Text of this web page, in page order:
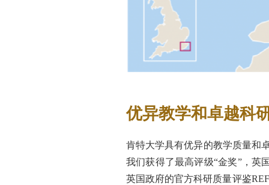
优异教学和卓越科
肯特大学具有优异的教学质量和
我们获得了最高评级“金奖”，英
英国政府的官方科研质量评鉴